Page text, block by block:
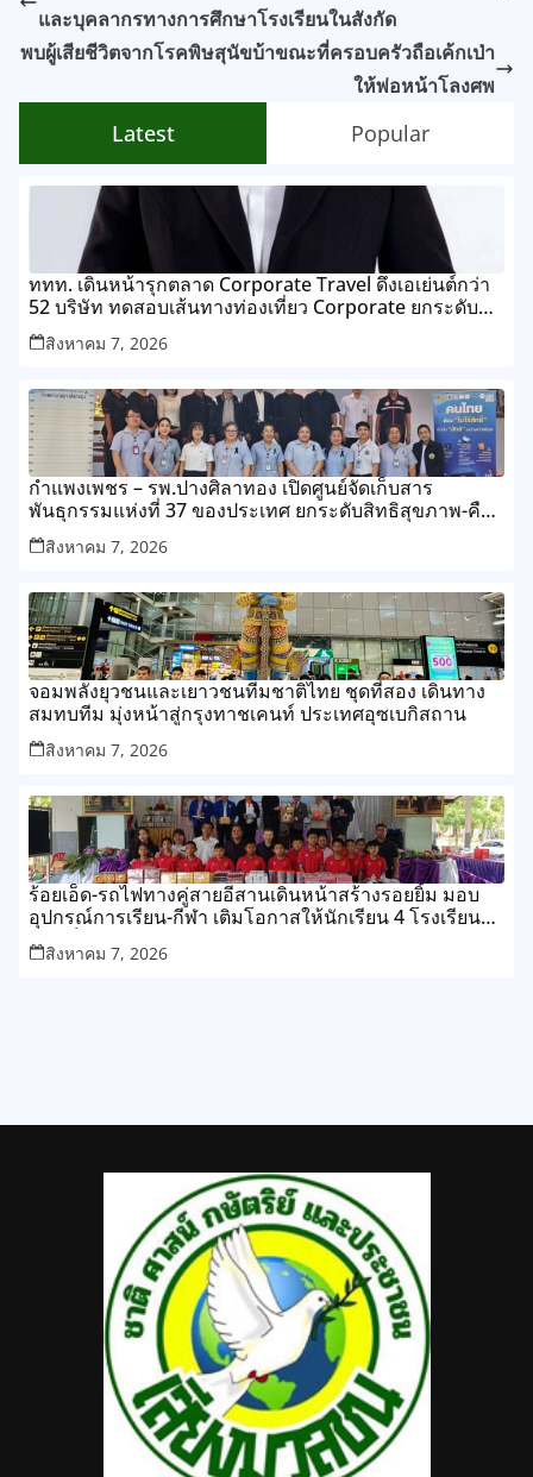
และบุคลากรทางการศึกษาโรงเรียนในสังกัด
พบผู้เสียชีวิตจากโรคพิษสุนัขบ้าขณะที่ครอบครัวถือเค้กเป่า
ให้พ่อหน้าโลงศพ
Latest Popular
ททท. เดินหน้ารุกตลาด Corporate Travel ดึงเอเย่นต์กว่า
52 บริษัท ทดสอบเส้นทางท่องเที่ยว Corporate ยกระดับ
ภาคตะวันออกสู่จุดหมายปลายทางคุณภาพ
สิงหาคม 7, 2026
กำแพงเพชร – รพ.ปางศิลาทอง เปิดศูนย์จัดเก็บสาร
พันธุกรรมแห่งที่ 37 ของประเทศ ยกระดับสิทธิสุขภาพ-คืน
สัญชาติคนไทย
สิงหาคม 7, 2026
จอมพลังยุวชนและเยาวชนทีมชาติไทย ชุดที่สอง เดินทาง
สมทบทีม มุ่งหน้าสู่กรุงทาชเคนท์ ประเทศอุซเบกิสถาน
สิงหาคม 7, 2026
ร้อยเอ็ด-รถไฟทางคู่สายอีสานเดินหน้าสร้างรอยยิ้ม มอบ
อุปกรณ์การเรียน-กีฬา เติมโอกาสให้นักเรียน 4 โรงเรียนใน
ร้อยเอ็ด
สิงหาคม 7, 2026